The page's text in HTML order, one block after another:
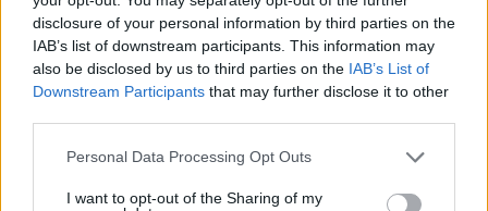
disclosure of your personal information by third parties on the
IAB’s list of downstream participants. This information may
also be disclosed by us to third parties on the IAB’s List of
Downstream Participants that may further disclose it to other
Please note that this website/app uses one or more Google
not limited to your visit or usage behaviour. You may click to
Personal Data Processing Opt Outs
I want to opt-out of the Sharing of my
Αλέξανδρος
08.05.2026, 02:21
Ναι, αλλά έχεις απώλεια μνήμης. Οπότε δεν ξέρεις
αν σε χτύπησε. Πέρα από την πλάκα, μιλάμε για
ΑΠΑΝΤΗΣΗ